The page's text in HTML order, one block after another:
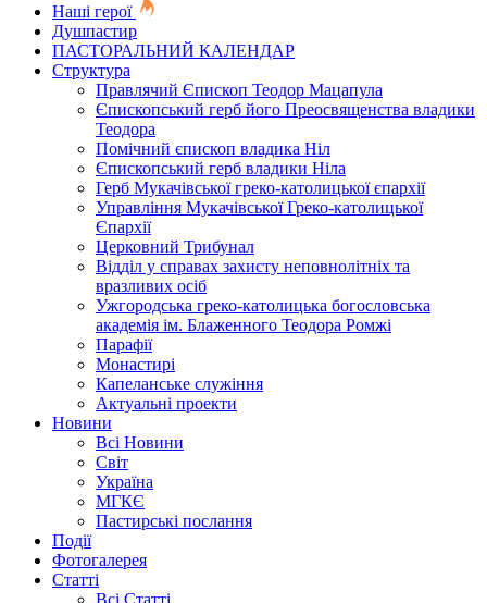
Наші герої
Душпастир
ПАСТОРАЛЬНИЙ КАЛЕНДАР
Структура
Правлячий Єпископ Теодор Мацапула
Єпископський герб його Преосвященства владики
Теодора
Помічний єпископ владика Ніл
Єпископський герб владики Ніла
Герб Мукачівської греко-католицької єпархії
Управління Мукачівської Греко-католицької
Єпархії
Церковний Трибунал
Відділ у справах захисту неповнолітніх та
вразливих осіб
Ужгородська греко-католицька богословська
академія ім. Блаженного Теодора Ромжі
Парафії
Монастирі
Капеланське служіння
Актуальні проекти
Новини
Всі Новини
Світ
Україна
МГКЄ
Пастирські послання
Події
Фотогалерея
Статті
Всі Статті